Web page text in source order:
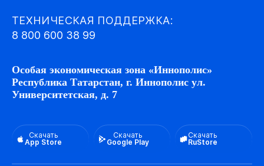
ТЕХНИЧЕСКАЯ ПОДДЕРЖКА:
8 800 600 38 99
Особая экономическая зона «Иннополис»
Республика Татарстан, г. Иннополис ул.
Университетская, д. 7
Скачать
App Store
Скачать
Google Play
Скачать
RuStore